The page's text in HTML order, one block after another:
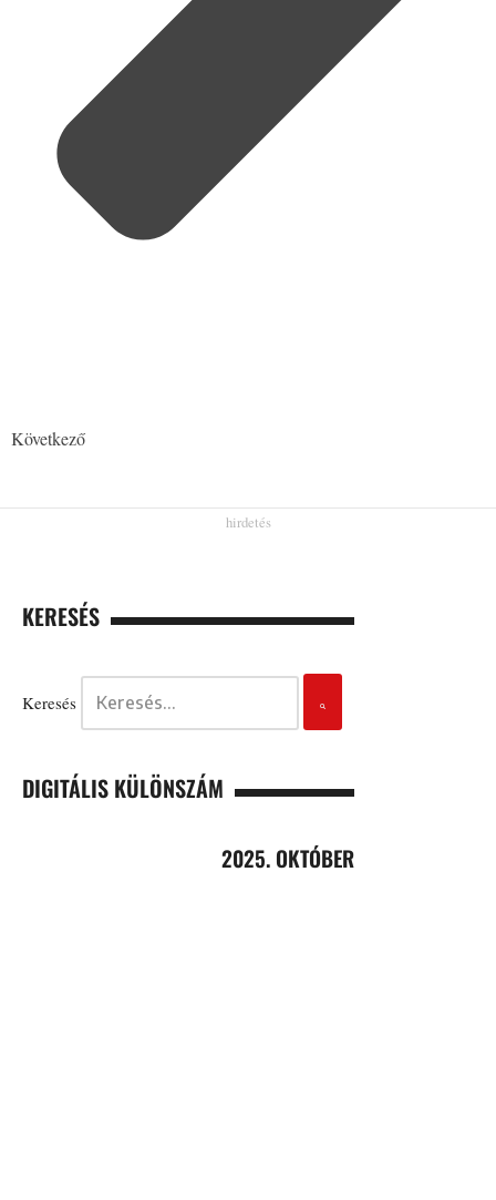
Következő
KERESÉS
Keresés
DIGITÁLIS KÜLÖNSZÁM
2025. OKTÓBER